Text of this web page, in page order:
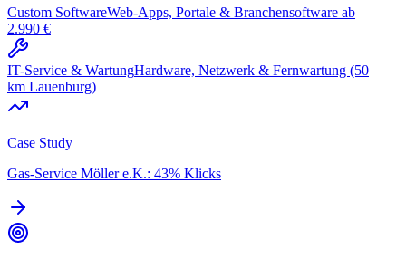
Custom SoftwareWeb-Apps, Portale & Branchensoftware ab
2.990 €
IT-Service & WartungHardware, Netzwerk & Fernwartung (50
km Lauenburg)
Case Study
Gas-Service Möller e.K.: 43% Klicks